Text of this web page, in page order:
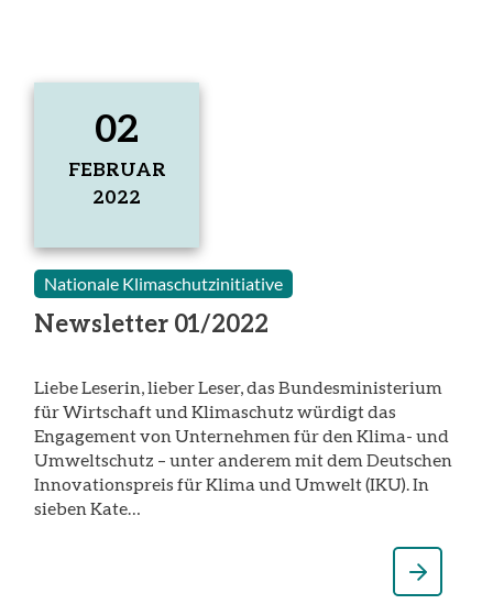
02
FEBRUAR
2022
Februar
2022
Nationale Klimaschutzinitiative
Newsletter 01/2022
Liebe Leserin, lieber Leser, das Bundesministerium
für Wirtschaft und Klimaschutz würdigt das
Engagement von Unternehmen für den Klima- und
Umweltschutz – unter anderem mit dem Deutschen
Innovationspreis für Klima und Umwelt (IKU). In
sieben Kate…